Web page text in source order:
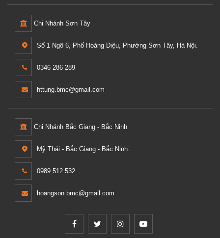
Chi Nhánh Sơn Tây
Số 1 Ngõ 6, Phố Hoàng Diệu, Phường Sơn Tây, Hà Nội.
0346 286 289
httung.bmc@gmail.com
Chi Nhánh Bắc Giang - Bắc Ninh
Mỹ Thái - Bắc Giang - Bắc Ninh.
0989 512 532
hoangson.bmc@gmail.com